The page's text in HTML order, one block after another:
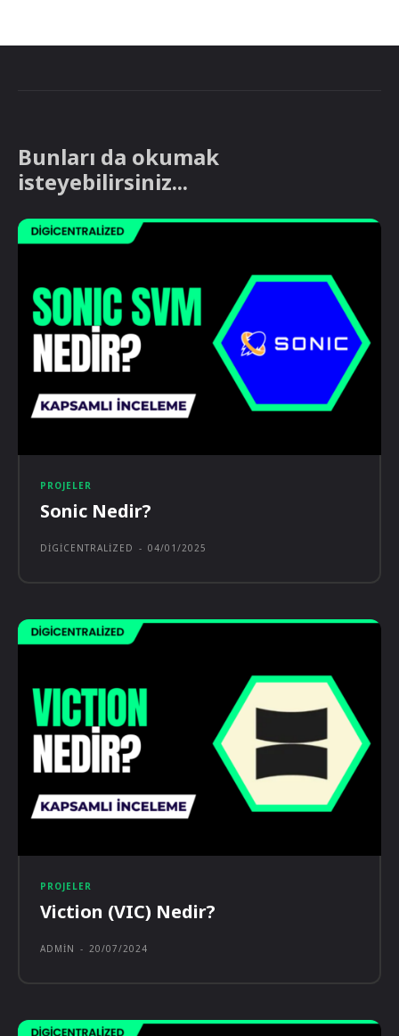
Bunları da okumak
isteyebilirsiniz...
PROJELER
Sonic Nedir?
DIGICENTRALIZED - 04/01/2025
PROJELER
Viction (VIC) Nedir?
ADMIN - 20/07/2024